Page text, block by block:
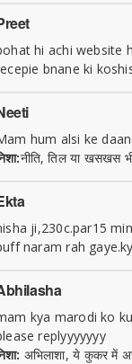
hi achi website
bnane ki
hum alsi ke
नीति, तिल या खसखस
ji,230c.par15
naram rah
kya marodi ko
replyyyyyyy
अभिलाशा, ये कुकर में